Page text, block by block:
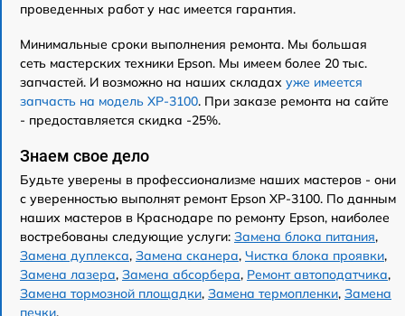
проведенных работ у нас имеется гарантия.
Минимальные сроки выполнения ремонта. Мы большая
сеть мастерских техники Epson. Мы имеем более 20 тыс.
запчастей. И возможно на наших складах уже имеется
запчасть на модель XP-3100. При заказе ремонта на сайте
- предоставляется скидка -25%.
Знаем свое дело
Будьте уверены в профессионализме наших мастеров - они
с уверенностью выполнят ремонт Epson XP-3100. По данным
наших мастеров в Краснодаре по ремонту Epson, наиболее
востребованы следующие услуги: Замена блока питания,
Замена дуплекса, Замена сканера, Чистка блока проявки,
Замена лазера, Замена абсорбера, Ремонт автоподатчика,
Замена тормозной площадки, Замена термопленки, Замена
печки.